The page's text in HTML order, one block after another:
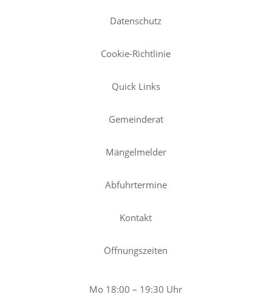
Datenschutz
Cookie-Richtlinie
Quick Links
Gemeinderat
Mängelmelder
Abfuhrtermine
Kontakt
Öffnungszeiten
Mo 18:00 – 19:30 Uhr